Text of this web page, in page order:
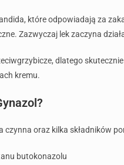
które odpowiadają za
Zazwyczaj lek zaczyna
dlatego
kremu.
czynna oraz kilka składników
butokonazolu